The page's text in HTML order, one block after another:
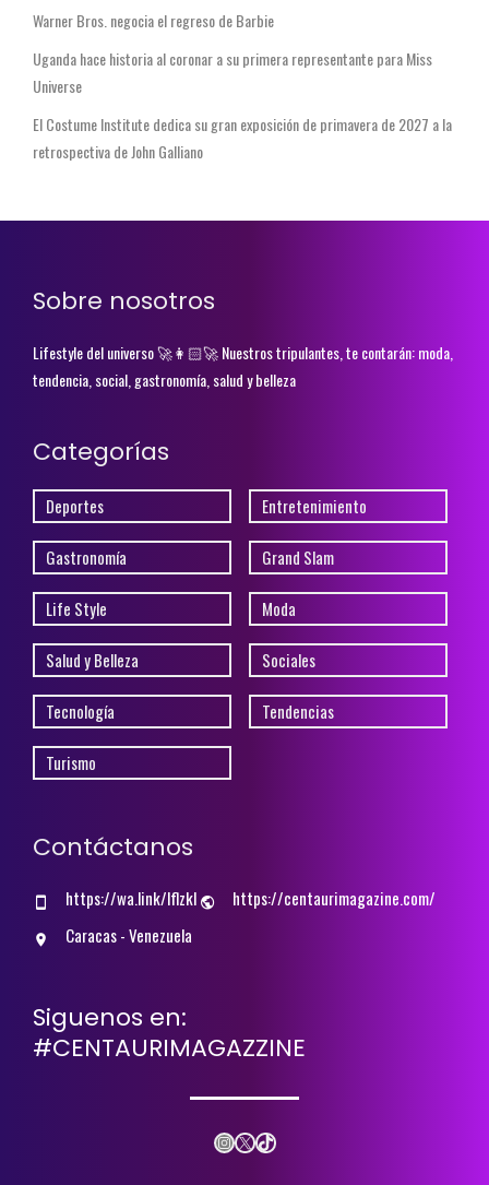
Warner Bros. negocia el regreso de Barbie
Uganda hace historia al coronar a su primera representante para Miss
Universe
El Costume Institute dedica su gran exposición de primavera de 2027 a la
retrospectiva de John Galliano
Sobre nosotros
Lifestyle del universo 🚀👩🏻‍🚀 Nuestros tripulantes, te contarán: moda,
tendencia, social, gastronomía, salud y belleza
Categorías
Deportes Entretenimiento
Gastronomía Grand Slam
Life Style Moda
Salud y Belleza Sociales
Tecnología Tendencias
Turismo
Contáctanos
https://wa.link/lflzkl
https://centaurimagazine.com/
Caracas - Venezuela
Siguenos en:
#CENTAURIMAGAZZINE